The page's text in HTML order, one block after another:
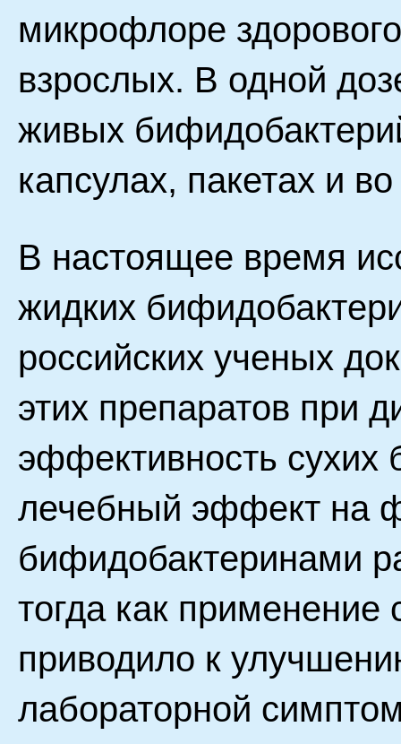
микрофлоре
взрослых. В одной
живых
капсулах, пакетах и
В настоящее время
жидких
российских ученых
этих препаратов при
эффективность
лечебный эффект на
бифидобактеринами
тогда как
приводило к
лабораторной